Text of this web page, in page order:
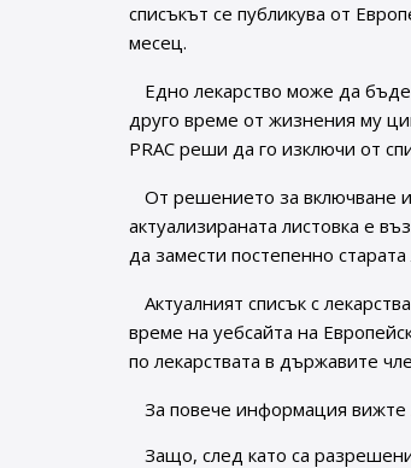
списъкът се публикува от
месец.
Едно лекарство може да
друго време от жизнения му
PRAC реши да го изключи от
От решението за включване
актуализираната листовка е
да замести постепенно
Актуалният списък с
време на уебсайта на
по лекарствата в държавите
За повече информация вижте
Защо, след като са